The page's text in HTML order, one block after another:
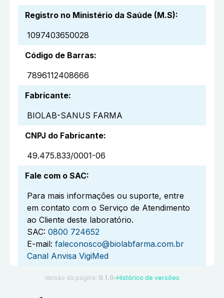
Registro no Ministério da Saúde (M.S):
1097403650028
Código de Barras:
7896112408666
Fabricante:
BIOLAB-SANUS FARMA
CNPJ do Fabricante:
49.475.833/0001-06
Fale com o SAC:
Para mais informações ou suporte, entre
em contato com o Serviço de Atendimento
ao Cliente deste laboratório.
SAC: 0800 724652
E-mail: faleconosco@biolabfarma.com.br
Canal Anvisa VigiMed
Versão da página: 0.1.0 ●Histórico de versões